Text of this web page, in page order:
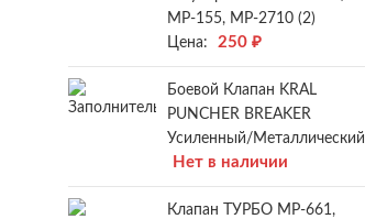
МР-155, МР-2710 (2)
Цена:
250 ₽
Боевой Клапан KRAL
PUNCHER BREAKER
Усиленный/металлический
Нет в наличии
Клапан ТУРБО МР-661,